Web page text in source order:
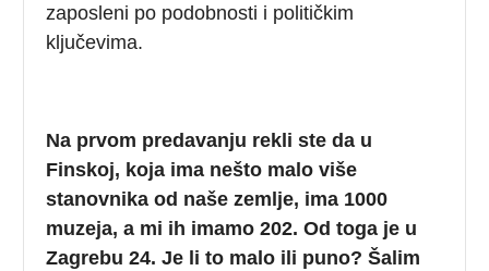
zaposleni po podobnosti i političkim
ključevima.
Na prvom predavanju rekli ste da u
Finskoj, koja ima nešto malo više
stanovnika od naše zemlje, ima 1000
muzeja, a mi ih imamo 202. Od toga je u
Zagrebu 24. Je li to malo ili puno? Šalim